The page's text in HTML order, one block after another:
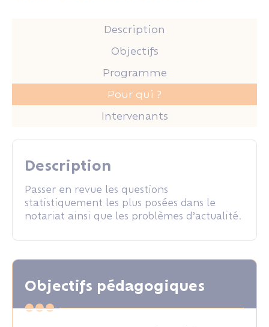
Description
Objectifs
Programme
Pour qui ?
Intervenants
Description
Passer en revue les questions
statistiquement les plus posées dans le
notariat ainsi que les problèmes d’actualité.
Objectifs pédagogiques